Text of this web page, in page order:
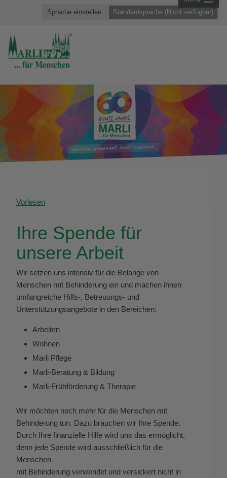
Sprache einstellen Standardsprache (Nicht verfügbar)
Vorlesen
Ihre Spende für
unsere Arbeit
Wir setzen uns intensiv für die Belange von
Menschen mit Behinderung ein und machen ihnen
umfangreiche Hilfs-, Betreuungs- und
Unterstützungsangebote in den Bereichen:
Arbeiten
Wohnen
Marli Pflege
Marli-Beratung & Bildung
Marli-Frühförderung & Therapie
Wir möchten noch mehr für die Menschen mit
Behinderung tun. Dazu brauchen wir Ihre Spende.
Durch Ihre finanzielle Hilfe wird uns das ermöglicht,
denn jede Spende wird ausschließlich für die
Menschen
mit Behinderung verwendet und versickert nicht in